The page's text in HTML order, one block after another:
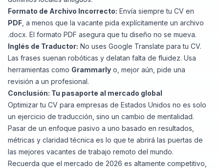
Formato de Archivo Incorrecto: Envía siempre tu CV en
PDF , a menos que la vacante pida explícitamente un archivo
.docx. El formato PDF asegura que tu diseño no se mueva.
Inglés de Traductor: No uses Google Translate para tu CV.
Las frases suenan robóticas y delatan falta de fluidez. Usa
herramientas como Grammarly o, mejor aún, pide una
revisión a un profesional.
Conclusión: Tu pasaporte al mercado global
Optimizar tu CV para empresas de Estados Unidos no es solo
un ejercicio de traducción, sino un cambio de mentalidad.
Pasar de un enfoque pasivo a uno basado en resultados,
métricas y claridad técnica es lo que te abrirá las puertas de
las mejores vacantes de trabajo remoto del mundo.
Recuerda que el mercado de 2026 es altamente competitivo,